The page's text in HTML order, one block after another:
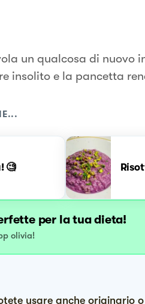
un qualcosa di nuovo
insolito e la pancetta
🧐
per la tua dieta!
olivia!
usare anche originario